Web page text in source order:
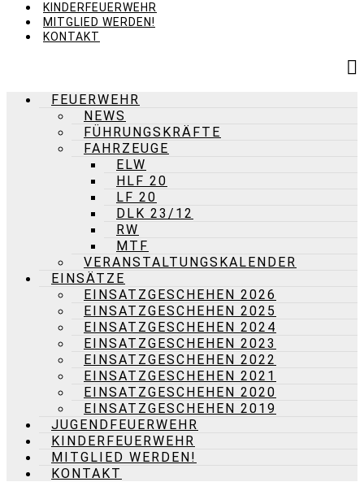
KINDERFEUERWEHR
MITGLIED WERDEN!
KONTAKT
FEUERWEHR
NEWS
FÜHRUNGSKRÄFTE
FAHRZEUGE
ELW
HLF 20
LF 20
DLK 23/12
RW
MTF
VERANSTALTUNGSKALENDER
EINSÄTZE
EINSATZGESCHEHEN 2026
EINSATZGESCHEHEN 2025
EINSATZGESCHEHEN 2024
EINSATZGESCHEHEN 2023
EINSATZGESCHEHEN 2022
EINSATZGESCHEHEN 2021
EINSATZGESCHEHEN 2020
EINSATZGESCHEHEN 2019
JUGENDFEUERWEHR
KINDERFEUERWEHR
MITGLIED WERDEN!
KONTAKT